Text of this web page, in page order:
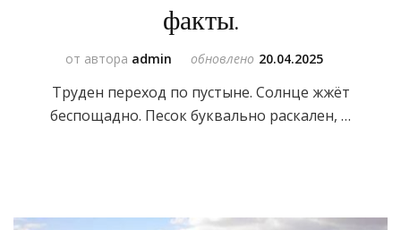
факты.
от автора admin обновлено 20.04.2025
Труден переход по пустыне. Солнце жжёт
беспощадно. Песок буквально раскален, …